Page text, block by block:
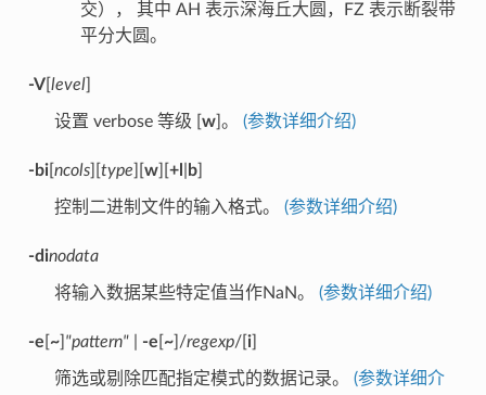
交）， 其中 AH 表示深海丘大圆，FZ 表示断裂带
平分大圆。
-V[ level]
设置 verbose 等级 [ w]。 (参数详细介绍)
-bi[ ncols][ type w][ +l b]
控制二进制文件的输入格式。 (参数详细介绍)
-dinodata
将输入数据某些特定值当作NaN。 (参数详细介绍)
-e ~] "pattern"| -e ~]/regexp/[ i]
筛选或剔除匹配指定模式的数据记录。 (参数详细介